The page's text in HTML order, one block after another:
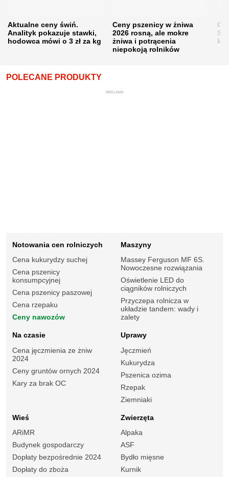
Aktualne ceny świń.
Analityk pokazuje stawki,
hodowca mówi o 3 zł za kg
Ceny pszenicy w żniwa
2026 rosną, ale mokre
żniwa i potrącenia
niepokoją rolników
POLECANE PRODUKTY
REKLAMA
Notowania cen rolniczych
Cena kukurydzy suchej
Cena pszenicy
konsumpcyjnej
Cena pszenicy paszowej
Cena rzepaku
Ceny nawozów
Maszyny
Massey Ferguson MF 6S.
Nowoczesne rozwiązania
Oświetlenie LED do
ciągników rolniczych
Przyczepa rolnicza w
układzie tandem: wady i
zalety
Na czasie
Cena jęczmienia ze żniw
2024
Ceny gruntów ornych 2024
Kary za brak OC
Uprawy
Jęczmień
Kukurydza
Pszenica ozima
Rzepak
Ziemniaki
Wieś
ARiMR
Budynek gospodarczy
Dopłaty bezpośrednie 2024
Dopłaty do zboża
Zwierzęta
Alpaka
ASF
Bydło mięsne
Kurnik